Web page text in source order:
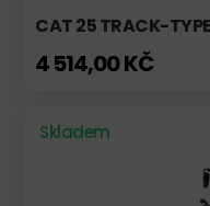
CAT 25 TRACK-
4 514,00 KČ
Skladem